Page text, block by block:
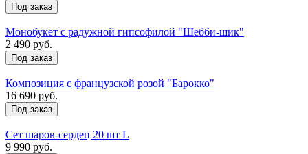
Под заказ
Монобукет с радужной гипсофилой "Шебби-шик"
2 490 руб.
Под заказ
Композиция с французской розой "Барокко"
16 690 руб.
Под заказ
Сет шаров-сердец 20 шт L
9 990 руб.